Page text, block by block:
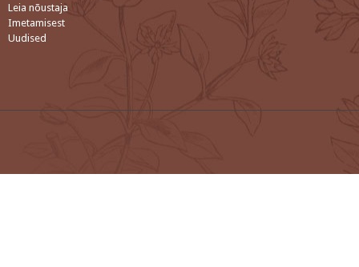
Leia nõustaja
Imetamisest
Uudised